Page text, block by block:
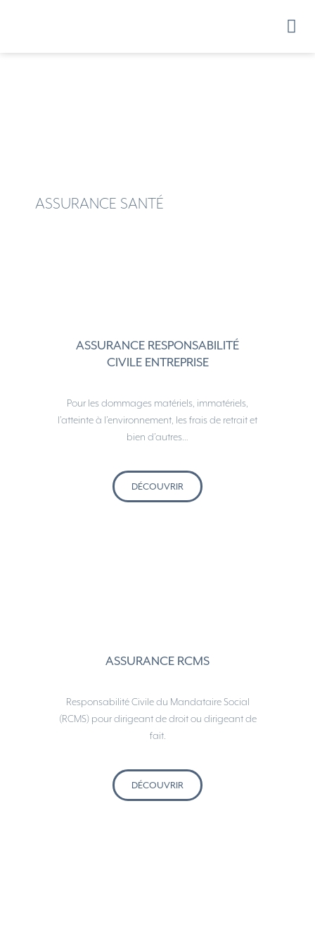
ASSURANCE SANTÉ
ASSURANCE RESPONSABILITÉ
CIVILE ENTREPRISE
Pour les dommages matériels, immatériels,
l’atteinte à l’environnement, les frais de retrait et
bien d’autres…
DÉCOUVRIR
ASSURANCE RCMS
Responsabilité Civile du Mandataire Social
(RCMS) pour dirigeant de droit ou dirigeant de
fait.
DÉCOUVRIR